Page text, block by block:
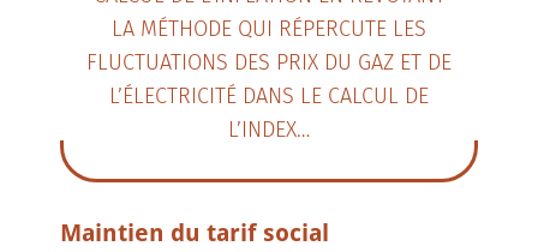
LA MÉTHODE QUI RÉPERCUTE LES
FLUCTUATIONS DES PRIX DU GAZ ET DE
L’ÉLECTRICITÉ DANS LE CALCUL DE
L’INDEX…
Maintien du tarif social